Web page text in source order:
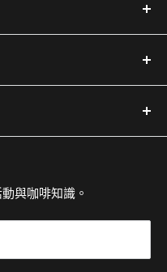
球頂尖咖啡設備品牌，
號 3 樓
227-1 號 1 樓
與咖啡知識。